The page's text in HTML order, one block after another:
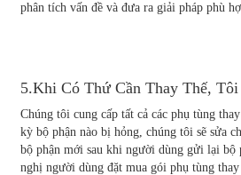
phân tích vấn đề và đưa ra giải pháp phù
5.Khi Có Thứ Cần Thay Thế,
Chúng tôi cung cấp tất cả các phụ tùng
kỳ bộ phận nào bị hỏng, chúng tôi sẽ sửa
bộ phận mới sau khi người dùng gửi lại bộ
nghị người dùng đặt mua gói phụ tùng